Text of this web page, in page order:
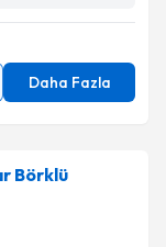
Daha Fazla
Börklü